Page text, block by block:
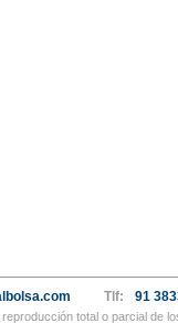
Tlf: 91
total o parcial